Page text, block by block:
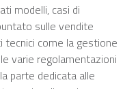
modelli, casi di
sulle vendite
tecnici come la gestione
varie regolamentazioni
parte dedicata alle